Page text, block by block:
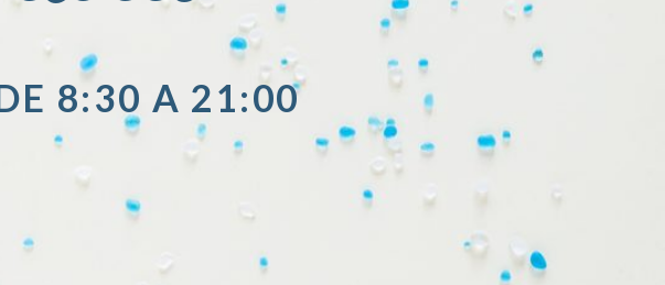
8:30 A 21:00